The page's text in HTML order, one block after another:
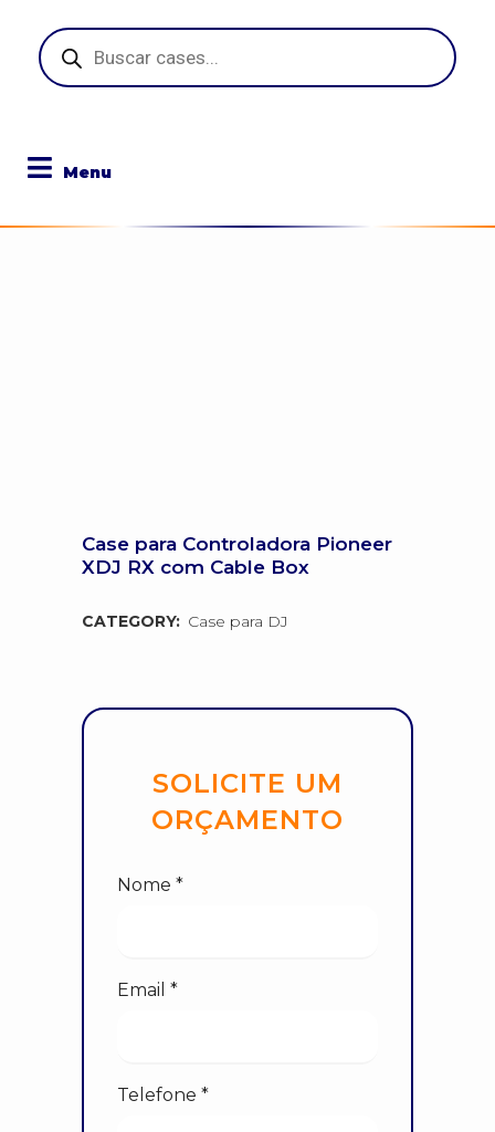
Pesquisar
produtos
Case para Controladora Pioneer
XDJ RX com Cable Box
CATEGORY: Case para DJ
SOLICITE UM
ORÇAMENTO
Nome *
Email *
Telefone *